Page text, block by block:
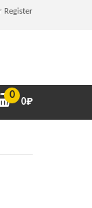
Register
0
0₽